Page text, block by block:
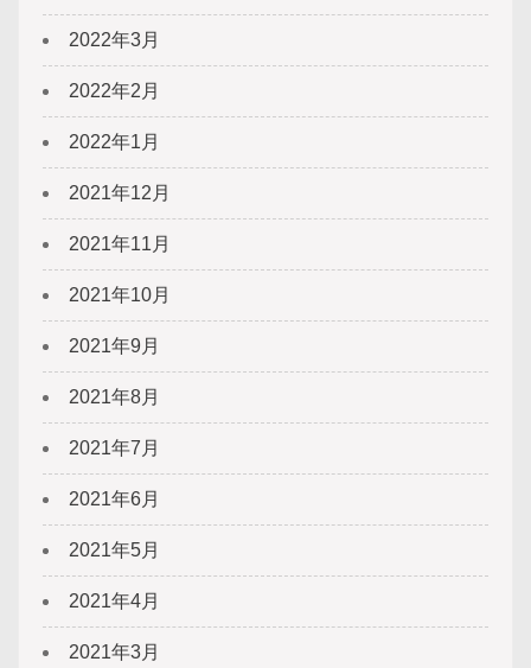
2022年3月
2022年2月
2022年1月
2021年12月
2021年11月
2021年10月
2021年9月
2021年8月
2021年7月
2021年6月
2021年5月
2021年4月
2021年3月